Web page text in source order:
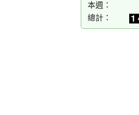
本週：
總計：